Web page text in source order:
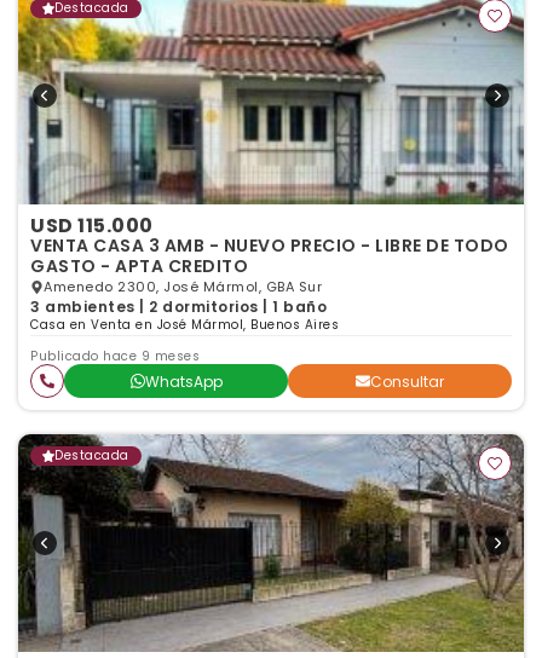
Destacada
USD 115.000
VENTA CASA 3 AMB - NUEVO PRECIO - LIBRE DE TODO
GASTO - APTA CREDITO
Amenedo 2300, José Mármol, GBA Sur
3 ambientes | 2 dormitorios | 1 baño
Casa en Venta en José Mármol, Buenos Aires
Publicado hace 9 meses
WhatsApp Consultar
Destacada